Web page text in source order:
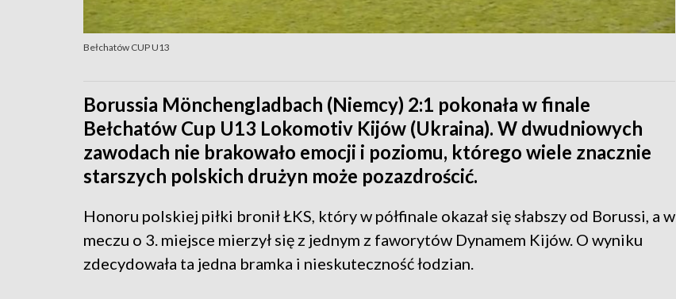
Bełchatów CUP U13
Borussia Mönchengladbach (Niemcy) 2:1 pokonała w finale
Bełchatów Cup U13 Lokomotiv Kijów (Ukraina). W dwudniowych
zawodach nie brakowało emocji i poziomu, którego wiele znacznie
starszych polskich drużyn może pozazdrościć.
Honoru polskiej piłki bronił ŁKS, który w półfinale okazał się słabszy od Borussi, a w
meczu o 3. miejsce mierzył się z jednym z faworytów Dynamem Kijów. O wyniku
zdecydowała ta jedna bramka i nieskuteczność łodzian.